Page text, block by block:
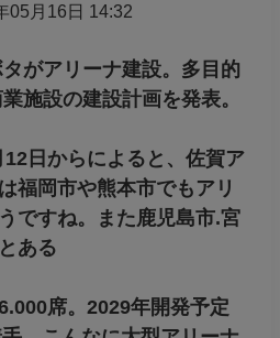
うですね。もう~すでに
下グループ所属ですよ
宇野もアイスダンスに力
りくりゅうの金メダリス
のかもな…
返信
05月16日 14:32